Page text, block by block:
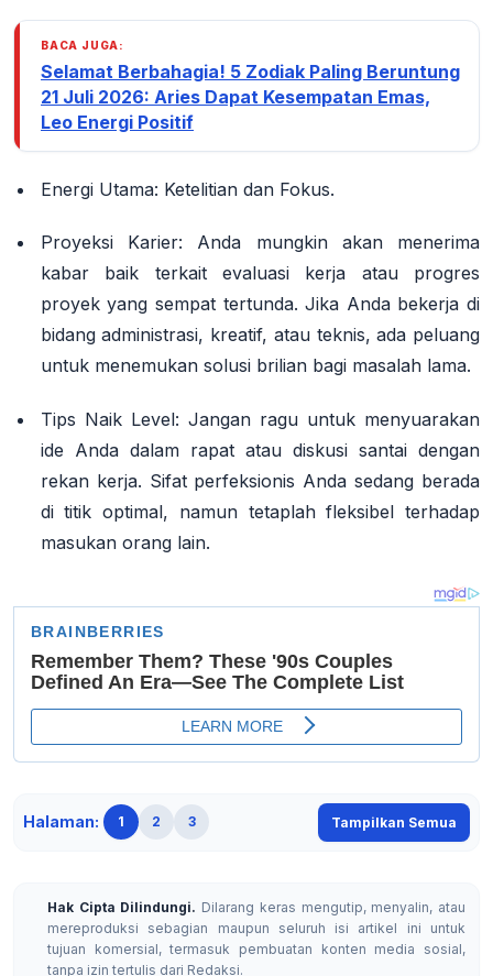
BACA JUGA:
Selamat Berbahagia! 5 Zodiak Paling Beruntung
21 Juli 2026: Aries Dapat Kesempatan Emas,
Leo Energi Positif
Energi Utama: Ketelitian dan Fokus.
Proyeksi Karier: Anda mungkin akan menerima
kabar baik terkait evaluasi kerja atau progres
proyek yang sempat tertunda. Jika Anda bekerja di
bidang administrasi, kreatif, atau teknis, ada peluang
untuk menemukan solusi brilian bagi masalah lama.
Tips Naik Level: Jangan ragu untuk menyuarakan
ide Anda dalam rapat atau diskusi santai dengan
rekan kerja. Sifat perfeksionis Anda sedang berada
di titik optimal, namun tetaplah fleksibel terhadap
masukan orang lain.
Halaman: 1 2 3 Tampilkan Semua
Hak Cipta Dilindungi. Dilarang keras mengutip, menyalin, atau
mereproduksi sebagian maupun seluruh isi artikel ini untuk
tujuan komersial, termasuk pembuatan konten media sosial,
tanpa izin tertulis dari Redaksi.